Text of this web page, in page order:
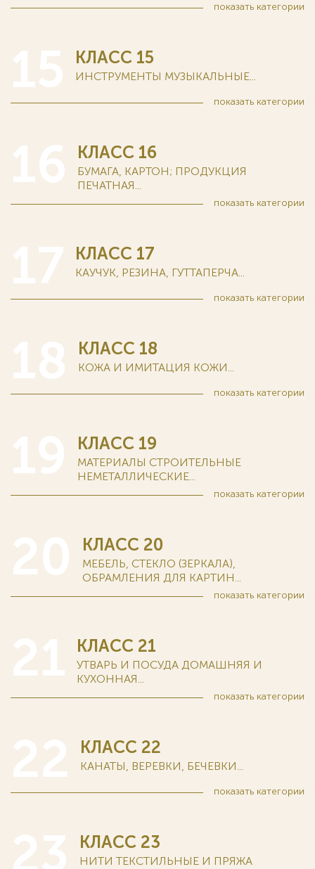
показать категории
КЛАСС 15
ИНСТРУМЕНТЫ МУЗЫКАЛЬНЫЕ...
показать категории
КЛАСС 16
БУМАГА, КАРТОН; ПРОДУКЦИЯ
ПЕЧАТНАЯ...
показать категории
КЛАСС 17
КАУЧУК, РЕЗИНА, ГУТТАПЕРЧА...
показать категории
КЛАСС 18
КОЖА И ИМИТАЦИЯ КОЖИ...
показать категории
КЛАСС 19
МАТЕРИАЛЫ СТРОИТЕЛЬНЫЕ
НЕМЕТАЛЛИЧЕСКИЕ...
показать категории
КЛАСС 20
МЕБЕЛЬ, СТЕКЛО (ЗЕРКАЛА),
ОБРАМЛЕНИЯ ДЛЯ КАРТИН...
показать категории
КЛАСС 21
УТВАРЬ И ПОСУДА ДОМАШНЯЯ И
КУХОННАЯ...
показать категории
КЛАСС 22
КАНАТЫ, ВЕРЕВКИ, БЕЧЕВКИ...
показать категории
КЛАСС 23
НИТИ ТЕКСТИЛЬНЫЕ И ПРЯЖА